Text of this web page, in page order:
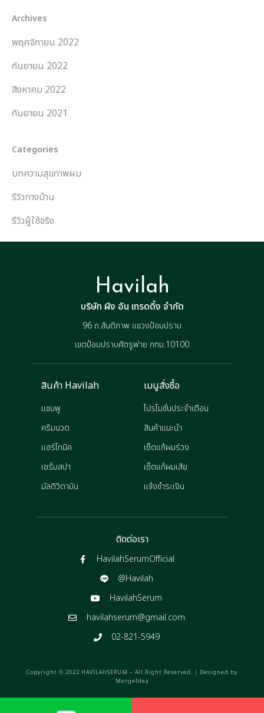
Archives
พฤศจิกายน 2022
กันยายน 2022
สิงหาคม 2022
กันยายน 2021
Categories
บทความสุขภาพผม
รีวิวทางบ้าน
รีวิวผู้ใช้จริง
Havilah
บริษัท ผิง อัน เทรดดิ้ง จำกัด
96 ถ.สันติภาพ แขวงป้อมปราบ
เขตป้อมปราบศัตรูพ่าย กทม.10100
สินค้า Havilah
แชมพู
ครีมนวด
แฮร์โทนิค
เซรั่มสปา
มัลติวิตามิน
เมนูสั่งซื้อ
โปรโมชั่นประจำเดือน
สินค้าแนะนำ
เซ็ตแก้ผมร่วง
เซ็ตแก้ผมเสีย
แจ้งชำระเงิน
ติดต่อเรา
HavilahSerumOfficial
@Havilah
HavilahSerum
havilahserum@gmail.com
02-821-5949
Copyright © 2022 HAVILAHSERUM – All Right Reserved. | Designed by
MergeIdea